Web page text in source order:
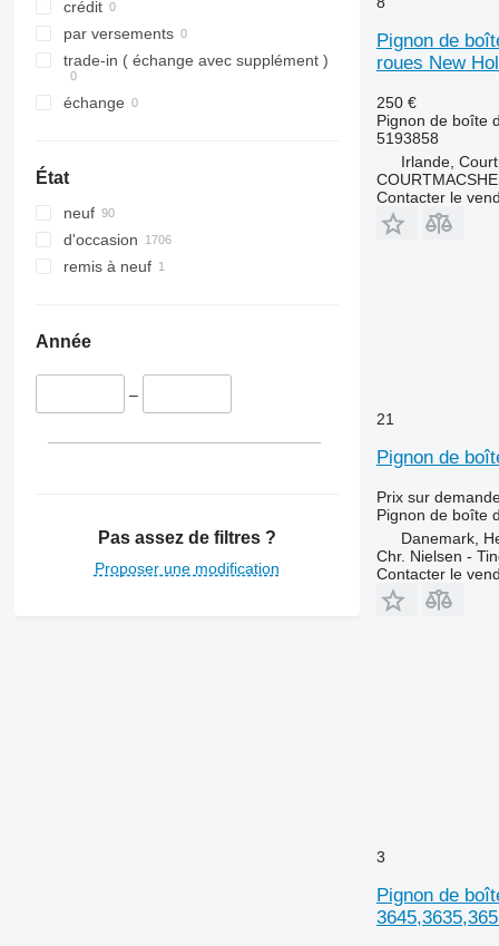
6195 R
6200
6210
6220
6320
6330
6400
6510
6530
6810
6820
crédit
par versements
trade-in ( échange avec supplément )
échange
État
neuf
d'occasion
remis à neuf
Année
–
Pas assez de filtres ?
Proposer une modification
Pignon de
roues New
250 €
Pignon de boîte
5193858
Irlande,
Contacter le
21
Pignon de
Prix sur
Pignon de boîte
Danemark,
Chr. Nielsen -
Contacter le
3
Pignon de